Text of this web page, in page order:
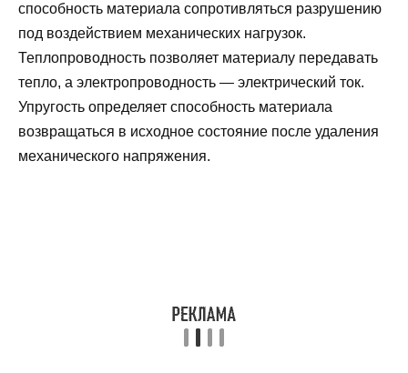
способность материала сопротивляться разрушению
под воздействием механических нагрузок.
Теплопроводность позволяет материалу передавать
тепло, а электропроводность — электрический ток.
Упругость определяет способность материала
возвращаться в исходное состояние после удаления
механического напряжения.